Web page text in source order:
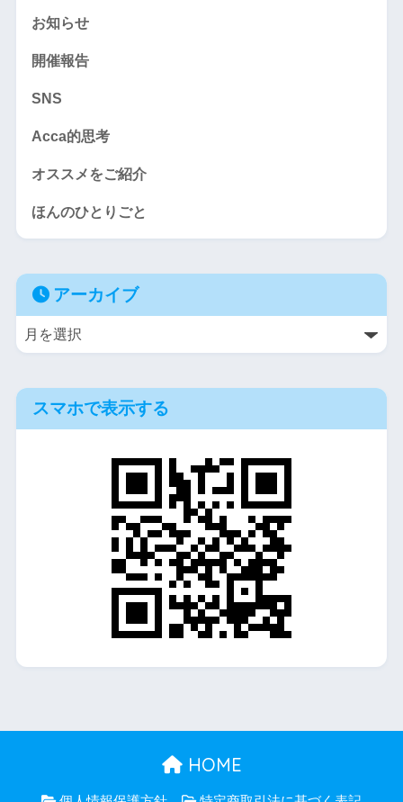
お知らせ
開催報告
SNS
Acca的思考
オススメをご紹介
ほんのひとりごと
アーカイブ
スマホで表示する
HOME